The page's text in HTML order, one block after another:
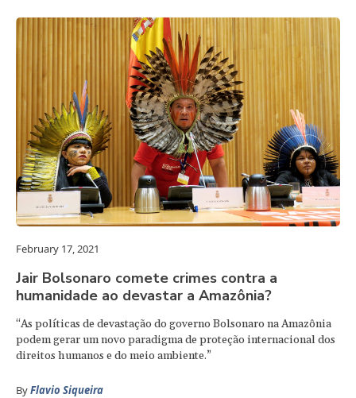
February 17, 2021
Jair Bolsonaro comete crimes contra a
humanidade ao devastar a Amazônia?
“As políticas de devastação do governo Bolsonaro na Amazônia
podem gerar um novo paradigma de proteção internacional dos
direitos humanos e do meio ambiente.”
ByFlavio Siqueira